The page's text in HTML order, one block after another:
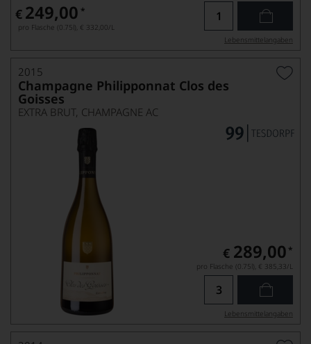
€ 249,00 *
pro Flasche (0.75l), € 332,00/L
Lebensmittel­angaben
2015
Champagne Philipponnat Clos des
Goisses
EXTRA BRUT, CHAMPAGNE AC
€ 289,00 *
pro Flasche (0.75l), € 385,33/L
Lebensmittel­angaben